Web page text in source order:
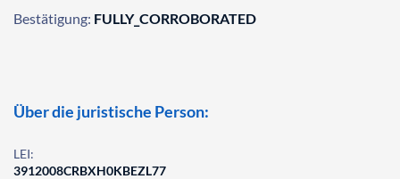
Bestätigung: FULLY_CORROBORATED
Über die juristische Person:
LEI:
3912008CRBXH0KBEZL77